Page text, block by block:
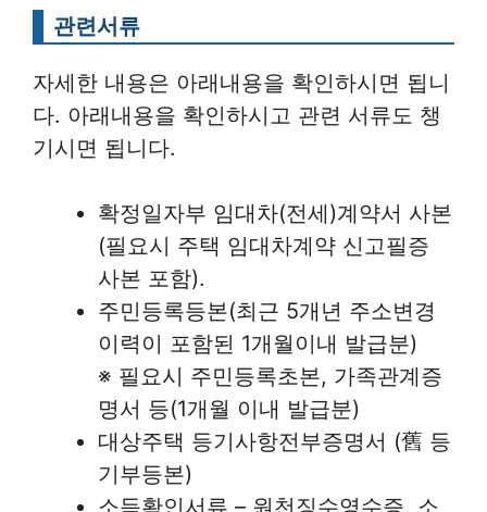
관련서류
자세한 내용은 아래내용을 확인하시면 됩니
다. 아래내용을 확인하시고 관련 서류도 챙
기시면 됩니다.
확정일자부 임대차(전세)계약서 사본
(필요시 주택 임대차계약 신고필증
사본 포함).
주민등록등본(최근 5개년 주소변경
이력이 포함된 1개월이내 발급분)
※ 필요시 주민등록초본, 가족관계증
명서 등(1개월 이내 발급분)
대상주택 등기사항전부증명서 (舊 등
기부등본)
소득확인서류 – 원천징수영수증, 소